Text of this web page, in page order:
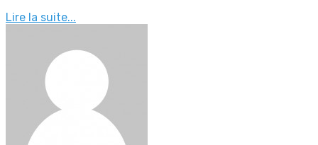
Lire la suite...